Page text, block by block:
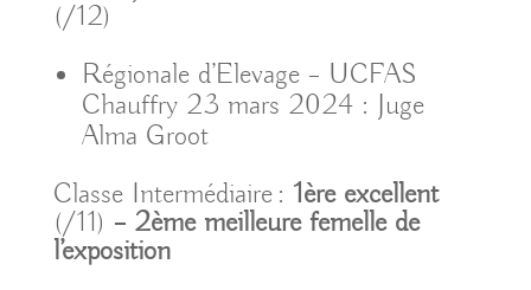
(/12)
Régionale d’Elevage – UCFAS
Chauffry 23 mars 2024 : Juge
Alma Groot
Classe Intermédiaire : 1ère excellent
(/11) – 2ème meilleure femelle de
l’exposition